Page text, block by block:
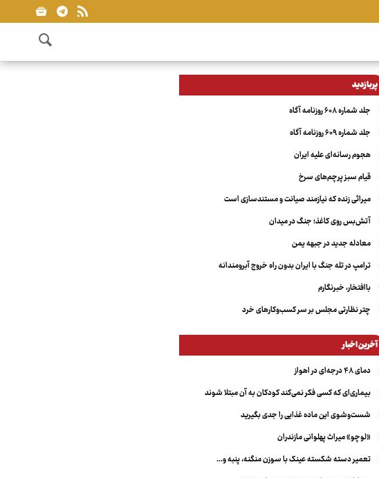
پربازدید
جلد شماره ۶۰۸ روزنامه آگاه
جلد شماره ۶۰۹ روزنامه آگاه
هجوم رسانه‌ای علیه ایران
قیام سبز پرچم‌های سرخ
میراثی زنده که نیازمند صیانت و مستندسازی است
آتش‌بس روی کاغذ؛ جنگ در میدان
معادله جدید در جبهه یمن
ترامپ در تله جنگ با ایران بدون راه خروج آبرومندانه
باافتخار، خبرنگارم
چتر نظارتی مجلس بر سر کسب‌وکارهای خرد
آخرین اخبار
دمای ۴۸ درجه‌ای در اهواز
بیماری‌ای که کسی فکر نمی‌کند کودکان به آن مبتلا شوند
شست‌وشوی این ماده غذایی را جدی بگیرید
«لوچو» میراث پهلوانی مازندران
تعمیر دسته شکسته عینک با سوزن منگنه، پنبه و...